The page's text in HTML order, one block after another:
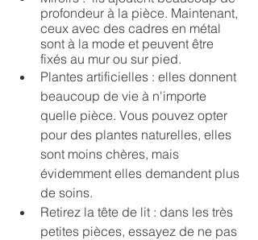
profondeur à la pièce. Maintenant,
ceux avec des cadres en métal
sont à la mode et peuvent être
fixés au mur ou sur pied.
Plantes artificielles : elles donnent
beaucoup de vie à n'importe
quelle pièce. Vous pouvez opter
pour des plantes naturelles, elles
sont moins chères, mais
évidemment elles demandent plus
de soins.
Retirez la tête de lit : dans les très
petites pièces, essayez de ne pas